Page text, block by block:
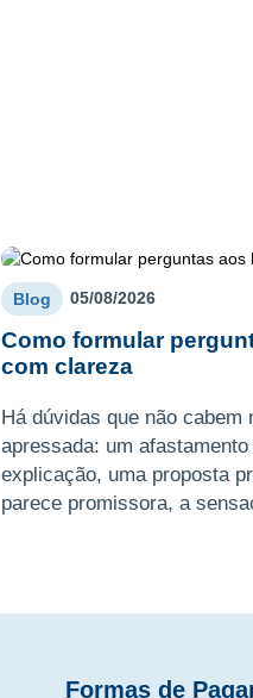
Blog 05/08/2026
Como formular
com clareza
Há dúvidas que não cabem
apressada: um
explicação, uma proposta
parece promissora, a
Formas de